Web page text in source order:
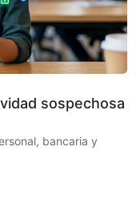
sospechosa
bancaria y